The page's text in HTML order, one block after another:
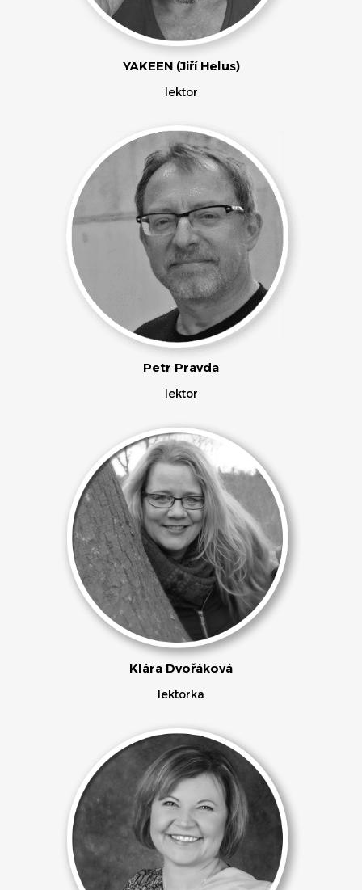
YAKEEN (Jiří Helus)
lektor
Petr Pravda
lektor
Klára Dvořáková
lektorka